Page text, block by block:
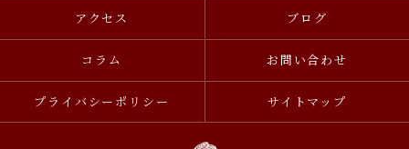
アクセス ブログ
コラム お問い合わせ
プライバシーポリシー サイトマップ